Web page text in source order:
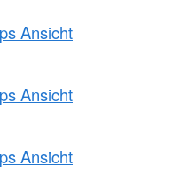
Ansicht
Ansicht
Ansicht